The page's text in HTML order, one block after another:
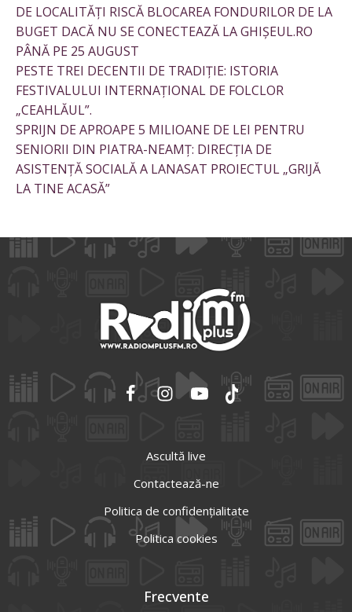
DE LOCALITĂȚI RISCĂ BLOCAREA FONDURILOR DE LA
BUGET DACĂ NU SE CONECTEAZĂ LA GHIȘEUL.RO
PÂNĂ PE 25 AUGUST
PESTE TREI DECENTII DE TRADIȚIE: ISTORIA
FESTIVALULUI INTERNAȚIONAL DE FOLCLOR
„CEAHLĂUL”.
SPRIJN DE APROAPE 5 MILIOANE DE LEI PENTRU
SENIORII DIN PIATRA-NEAMȚ: DIRECȚIA DE
ASISTENȚĂ SOCIALĂ A LANASAT PROIECTUL „GRIJĂ
LA TINE ACASĂ”
Ascultă live
Contactează-ne
Politica de confidențialitate
Politica cookies
Frecvente